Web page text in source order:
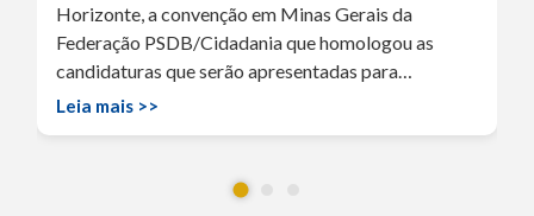
Horizonte, a convenção em Minas Gerais da
Federação PSDB/Cidadania que homologou as
candidaturas que serão apresentadas para…
Leia mais >>